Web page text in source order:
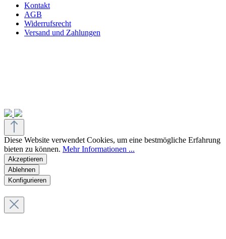
Kontakt
AGB
Widerrufsrecht
Versand und Zahlungen
Diese Website verwendet Cookies, um eine bestmögliche Erfahrung
bieten zu können. Mehr Informationen ...
Akzeptieren
Ablehnen
Konfigurieren